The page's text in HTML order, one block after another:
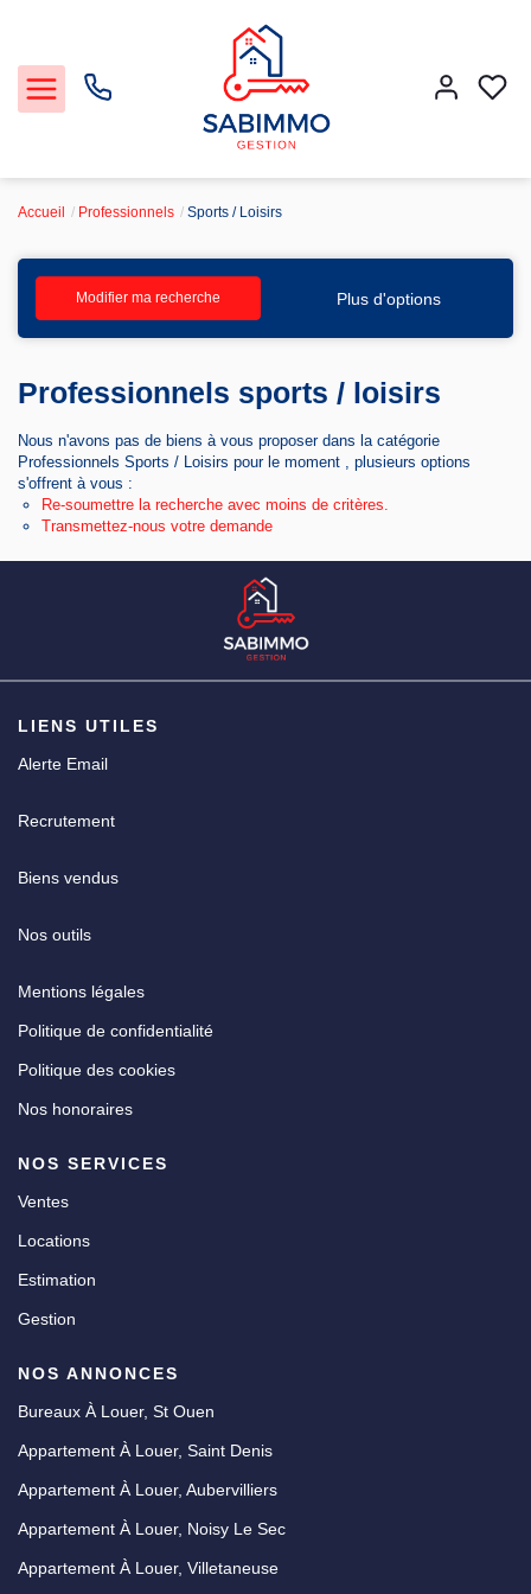
Notre Service Gestion et Location
Vendre
Faire gérer
Agence
Accueil Professionnels Sports / Loisirs
Modifier ma recherche Plus d'options
Professionnels sports / loisirs
Nous n'avons pas de biens à vous proposer dans la catégorie
Professionnels Sports / Loisirs pour le moment , plusieurs options
s'offrent à vous :
Re-soumettre la recherche avec moins de critères.
Transmettez-nous votre demande
LIENS UTILES
Alerte Email
Recrutement
Biens vendus
Nos outils
Mentions légales
Politique de confidentialité
Politique des cookies
Nos honoraires
NOS SERVICES
Ventes
Locations
Estimation
Gestion
NOS ANNONCES
Bureaux À Louer, St Ouen
Appartement À Louer, Saint Denis
Appartement À Louer, Aubervilliers
Appartement À Louer, Noisy Le Sec
Appartement À Louer, Villetaneuse